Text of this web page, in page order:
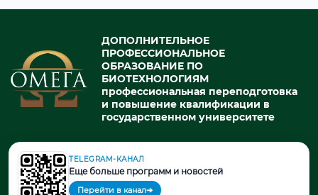
ДОПОЛНИТЕЛЬНОЕ
ПРОФЕССИОНАЛЬНОЕ
ОБРАЗОВАНИЕ ПО
БИОТЕХНОЛОГИЯМ
профессиональная переподготовка
и повышение квалификации в
государственном университете
© 2026. При использовании материалов портала активная ссылка
на источник обязательна.
TELEGRAM-КАНАЛ
Еще больше программ и новостей
Перейти в канал➔